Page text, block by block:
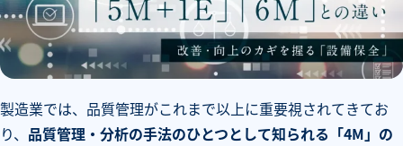
製造業では、品質管理がこれまで以上に重要視されてきてお
り、 品質管理・分析の手法のひとつとして知られる「4M」の